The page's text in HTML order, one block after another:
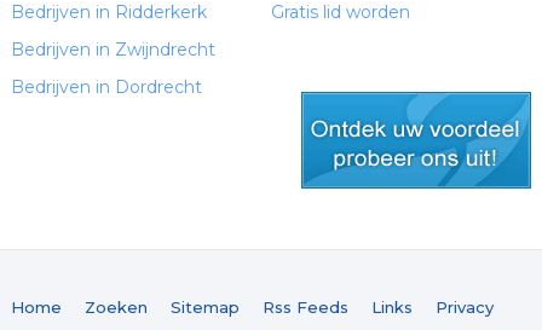
Bedrijven in Ridderkerk
Bedrijven in Zwijndrecht
Bedrijven in Dordrecht
Gratis lid worden
Home Zoeken Sitemap Rss Feeds Links Privacy